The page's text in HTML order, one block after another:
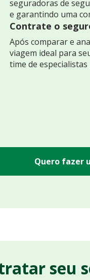
seguradoras de
e garantindo uma
Contrate o
Após comparar e
viagem ideal para
time de
Quero fazer
seu